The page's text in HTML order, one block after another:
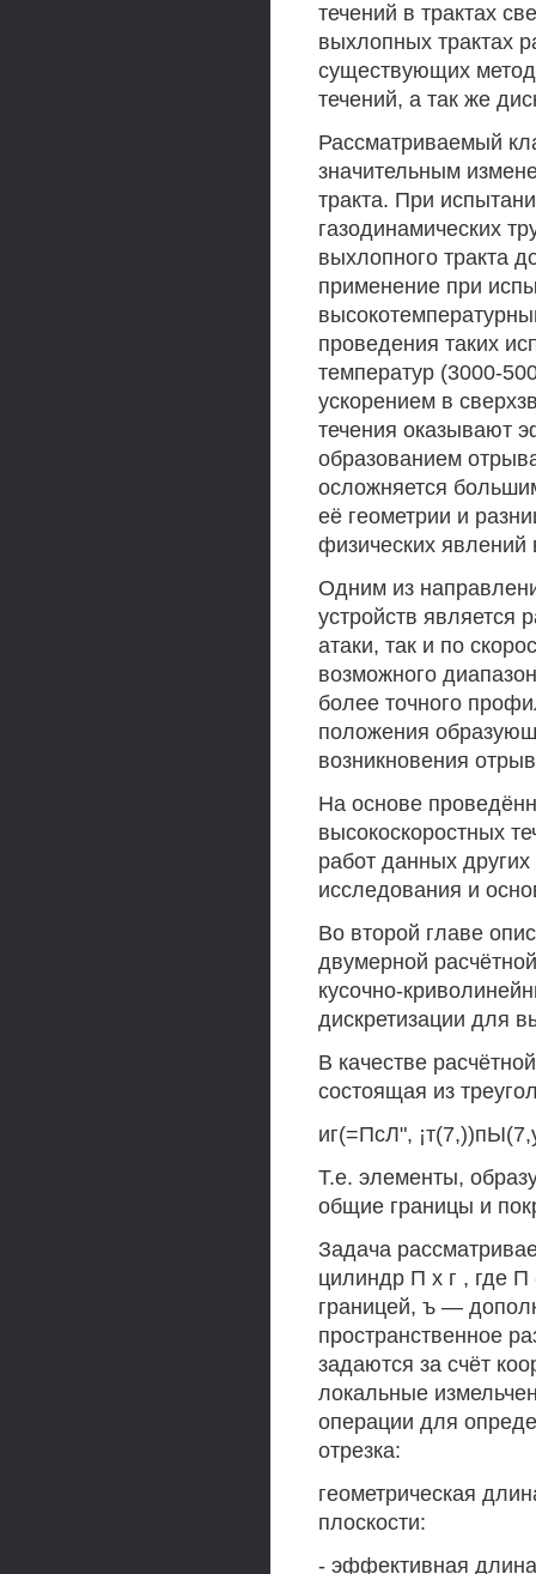
течений в трактах
выхлопных трактах
существующих
течений, а так же
Рассматриваемый
значительным
тракта. При
газодинамических
выхлопного тракта
применение при
проведения таких
температур (3000-
ускорением в
течения оказывают
образованием
осложняется
её геометрии и
физических явлений
Одним из
устройств является
атаки, так и по
возможного
более точного
положения
возникновения
На основе
высокоскоростных
работ данных
исследования и
Во второй главе
двумерной
кусочно-
дискретизации для
В качестве
состоящая из
иг(=ПсЛ",
Т.е. элементы,
общие границы и
Задача
цилиндр П х г , где П
границей, ъ —
пространственное
задаются за счёт
локальные
операции для
отрезка:
геометрическая
плоскости:
- эффективная длина